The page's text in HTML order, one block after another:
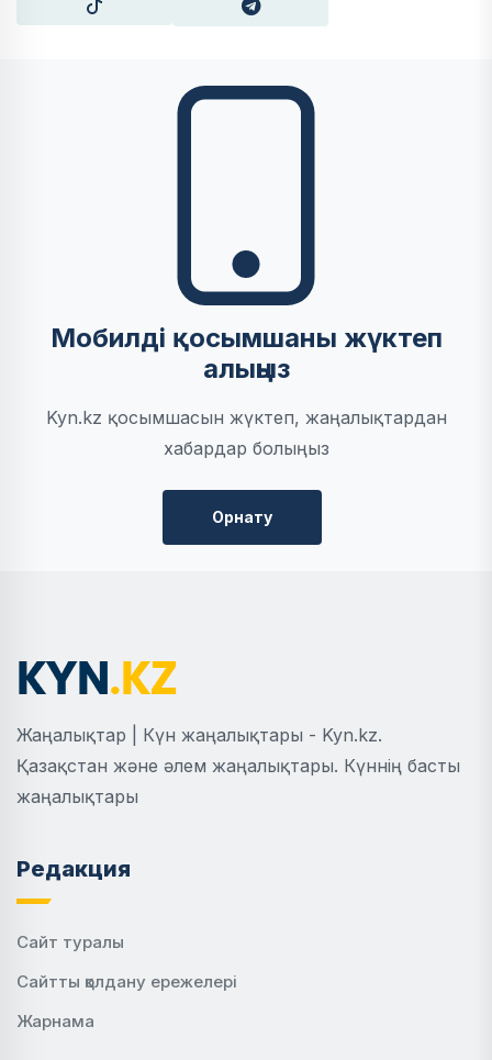
Мобилді қосымшаны жүктеп
алыңыз
Kyn.kz қосымшасын жүктеп, жаңалықтардан
хабардар болыңыз
Орнату
Жаңалықтар | Күн жаңалықтары - Kyn.kz.
Қазақстан және әлем жаңалықтары. Күннің басты
жаңалықтары
Редакция
Сайт туралы
Сайтты қолдану ережелері
Жарнама